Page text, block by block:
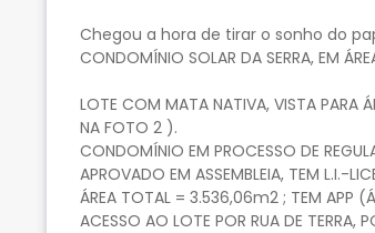
Chegou a hora de tirar o sonho do
CONDOMÍNIO SOLAR DA SERRA, EM
LOTE COM MATA NATIVA, VISTA PARA
NA FOTO 2 ).
CONDOMÍNIO EM PROCESSO DE
APROVADO EM ASSEMBLEIA, TEM L.I.-
ÁREA TOTAL = 3.536,06m2 ; TEM APP
ACESSO AO LOTE POR RUA DE TERRA,